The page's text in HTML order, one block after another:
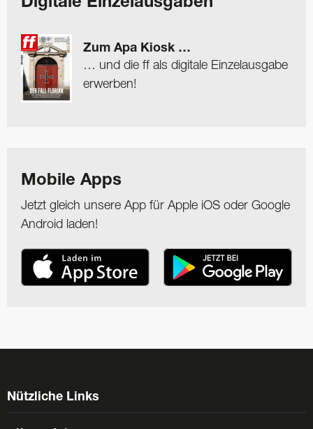
Digitale Einzelausgaben
Zum Apa Kiosk …
… und die ff als digitale Einzelausgabe
erwerben!
Mobile Apps
Jetzt gleich unsere App für Apple iOS oder Google
Android laden!
Nützliche Links